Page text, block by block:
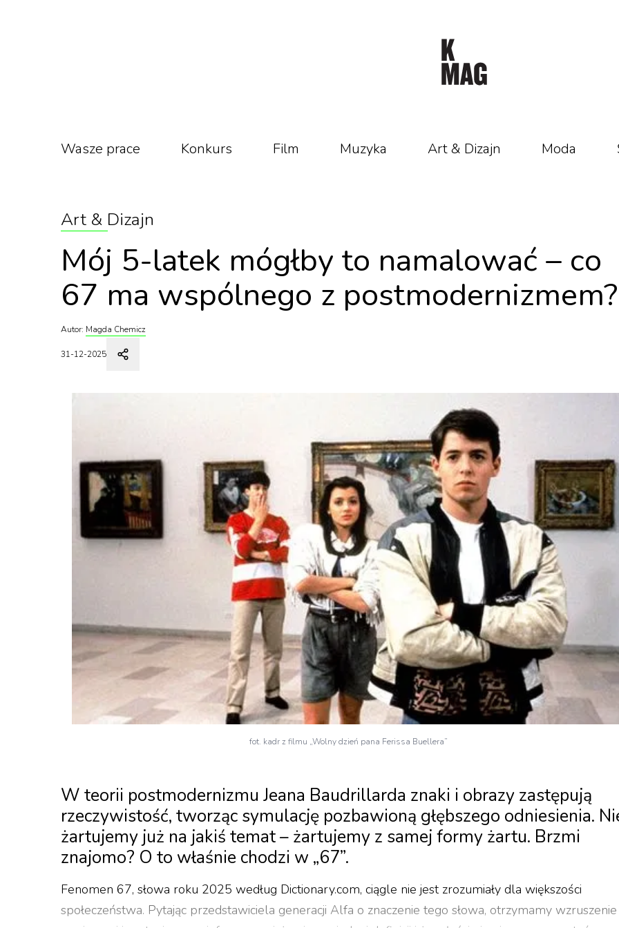
Wasze prace Konkurs Film Muzyka Art & Dizajn Moda
Art & Dizajn
Mój 5-latek mógłby to namalować – co
67 ma wspólnego z postmodernizmem?
Autor: Magda Chemicz
31-12-2025
fot. kadr z filmu „Wolny dzień pana Ferissa Buellera”
W teorii postmodernizmu Jeana Baudrillarda znaki i obrazy zastępują
rzeczywistość, tworząc symulację pozbawioną głębszego odniesienia.
żartujemy już na jakiś temat – żartujemy z samej formy żartu. Brzmi
znajomo? O to właśnie chodzi w „67”.
Fenomen 67, słowa roku 2025 według Dictionary.com, ciągle nie jest zrozumiały dla większości
społeczeństwa. Pytając przedstawiciela generacji Alfa o znaczenie tego słowa, otrzymamy wzruszenie